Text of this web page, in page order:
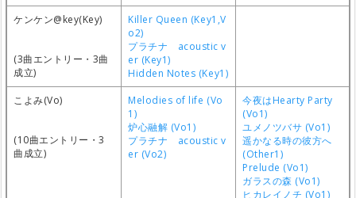
ケンケン@key(Key)
(3曲エントリー・3曲
成立)
Killer Queen (Key1,V
o2)
プラチナ acoustic v
er (Key1)
Hidden Notes (Key1)
こよみ(Vo)
(10曲エントリー・3
曲成立)
Melodies of life (Vo
1)
炉心融解 (Vo1)
プラチナ acoustic v
er (Vo2)
今夜はHearty Party
(Vo1)
ユメノツバサ (Vo1)
遥かなる時の彼方へ
(Other1)
Prelude (Vo1)
ガラスの森 (Vo1)
ヒカレイノチ (Vo1)